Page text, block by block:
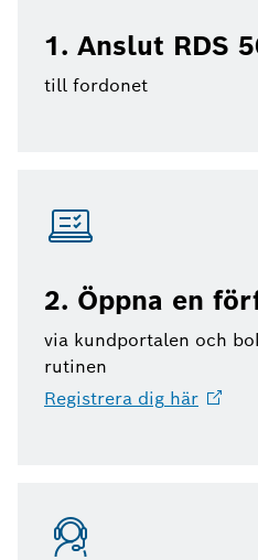
1. Anslut RDS
till fordonet
2. Öppna en
via kundportalen och
rutinen
Registrera dig här